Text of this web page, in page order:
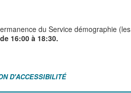
du Service démographie (les
16:00 à 18:30.
D'ACCESSIBILITÉ